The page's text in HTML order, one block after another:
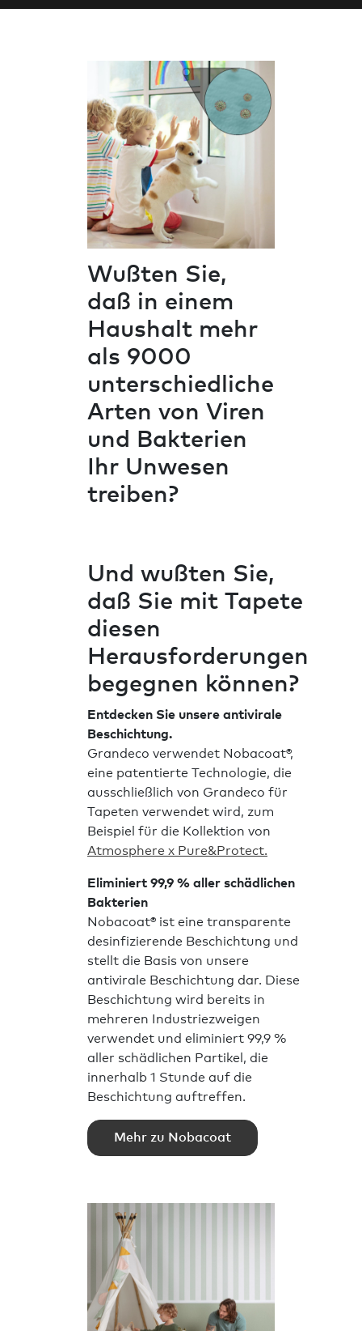
Wußten Sie,
daß in einem
Haushalt mehr
als 9000
unterschiedliche
Arten von Viren
und Bakterien
Ihr Unwesen
treiben?
Und wußten Sie,
daß Sie mit Tapete
diesen
Herausforderungen
begegnen können?
Entdecken Sie unsere antivirale
Beschichtung.
Grandeco verwendet Nobacoat®,
eine patentierte Technologie, die
ausschließlich von Grandeco für
Tapeten verwendet wird, zum
Beispiel für die Kollektion von
Atmosphere x Pure&Protect.
Eliminiert 99,9 % aller schädlichen
Bakterien
Nobacoat® ist eine transparente
desinfizierende Beschichtung und
stellt die Basis von unsere
antivirale Beschichtung dar. Diese
Beschichtung wird bereits in
mehreren Industriezweigen
verwendet und eliminiert 99,9 %
aller schädlichen Partikel, die
innerhalb 1 Stunde auf die
Beschichtung auftreffen.
Mehr zu Nobacoat